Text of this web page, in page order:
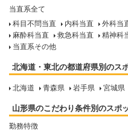
当直系全て
科目不問当直
内科当直 外科当
麻酔科当直
救急科当直 精神科
当直系その他
北海道・東北の都道府県別のス
北海道 青森県 岩手県 宮城県
山形県のこだわり条件別のスポ
勤務特徴